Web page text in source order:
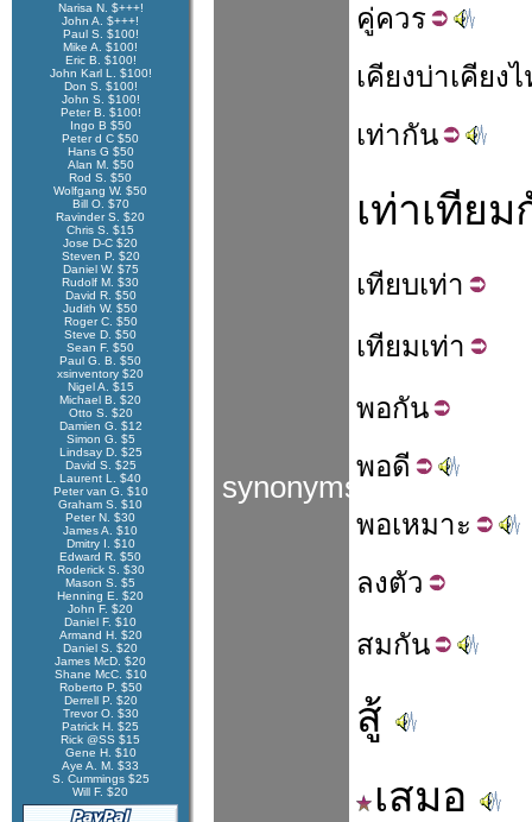
Narisa N. $+++!
John A. $+++!
Paul S. $100!
Mike A. $100!
Eric B. $100!
John Karl L. $100!
Don S. $100!
John S. $100!
Peter B. $100!
Ingo B $50
Peter d C $50
Hans G $50
Alan M. $50
Rod S. $50
Wolfgang W. $50
Bill O. $70
Ravinder S. $20
Chris S. $15
Jose D-C $20
Steven P. $20
Daniel W. $75
Rudolf M. $30
David R. $50
Judith W. $50
Roger C. $50
Steve D. $50
Sean F. $50
Paul G. B. $50
xsinventory $20
Nigel A. $15
Michael B. $20
Otto S. $20
Damien G. $12
Simon G. $5
Lindsay D. $25
David S. $25
Laurent L. $40
Peter van G. $10
Graham S. $10
Peter N. $30
James A. $10
Dmitry I. $10
Edward R. $50
Roderick S. $30
Mason S. $5
Henning E. $20
John F. $20
Daniel F. $10
Armand H. $20
Daniel S. $20
James McD. $20
Shane McC. $10
Roberto P. $50
Derrell P. $20
Trevor O. $30
Patrick H. $25
Rick @SS $15
Gene H. $10
Aye A. M. $33
S. Cummings $25
Will F. $20
synonyms
คู่ควร
เคียงบ่าเคียง
เท่ากัน
เท่าเทีย
เทียบเท่า
เทียมเท่า
พอกัน
พอดี
พอเหมาะ
ลงตัว
สมกัน
สู้
เสมอ